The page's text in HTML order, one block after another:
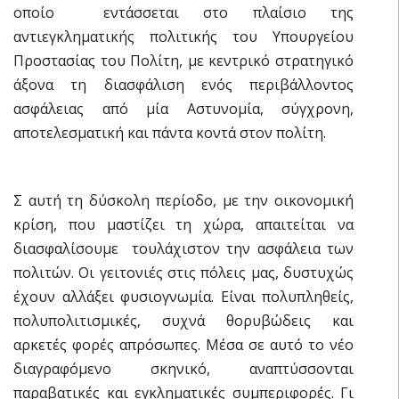
οποίο εντάσσεται στο πλαίσιο της
αντιεγκληματικής πολιτικής του Υπουργείου
Προστασίας του Πολίτη, με κεντρικό στρατηγικό
άξονα τη διασφάλιση ενός περιβάλλοντος
ασφάλειας από μία Αστυνομία, σύγχρονη,
αποτελεσματική και πάντα κοντά στον πολίτη.
Σ αυτή τη δύσκολη περίοδο, με την οικονομική
κρίση, που μαστίζει τη χώρα, απαιτείται να
διασφαλίσουμε τουλάχιστον την ασφάλεια των
πολιτών. Οι γειτονιές στις πόλεις μας, δυστυχώς
έχουν αλλάξει φυσιογνωμία. Είναι πολυπληθείς,
πολυπολιτισμικές, συχνά θορυβώδεις και
αρκετές φορές απρόσωπες. Μέσα σε αυτό το νέο
διαγραφόμενο σκηνικό, αναπτύσσονται
παραβατικές και εγκληματικές συμπεριφορές. Γι